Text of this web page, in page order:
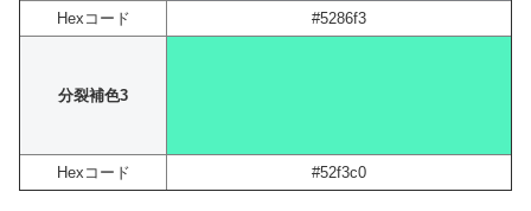
Hexコード #5286f3
分裂補色3
Hexコード #52f3c0